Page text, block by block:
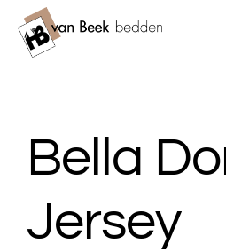
naar
Merken
Matrassen
Bella
Jersey